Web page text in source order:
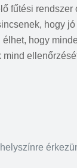
fűtési rendszer
hogy
hogy